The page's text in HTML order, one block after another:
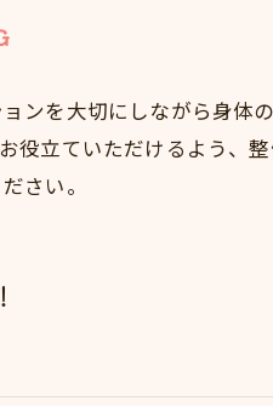
ンを大切にしながら身体
役立ていただけるよう、
さい。